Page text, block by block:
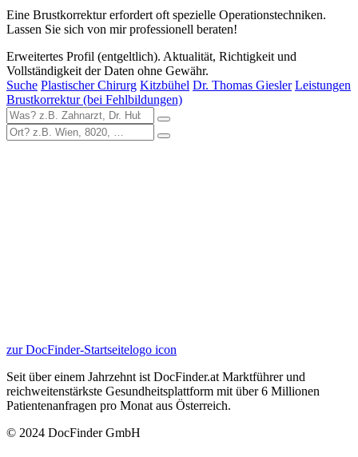
Eine Brustkorrektur erfordert oft spezielle Operationstechniken.
Lassen Sie sich von mir professionell beraten!
Erweitertes Profil (entgeltlich). Aktualität, Richtigkeit und
Vollständigkeit der Daten ohne Gewähr.
Suche Plastischer Chirurg Kitzbühel Dr. Thomas Giesler Leistungen
Brustkorrektur (bei Fehlbildungen)
zur DocFinder-Startseitelogo icon
Seit über einem Jahrzehnt ist DocFinder.at Marktführer und
reichweitenstärkste Gesundheitsplattform mit über 6 Millionen
Patientenanfragen pro Monat aus Österreich.
© 2024 DocFinder GmbH